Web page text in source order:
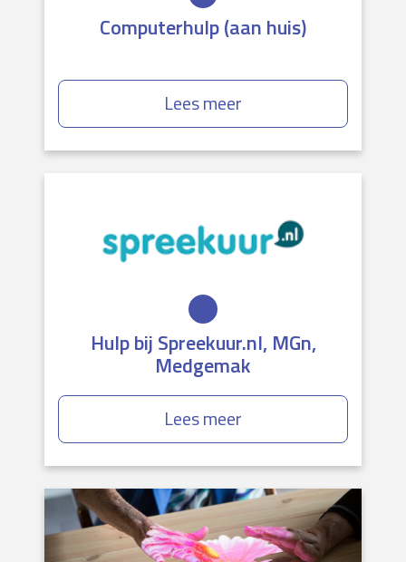
Computerhulp (aan huis)
Lees meer
Hulp bij Spreekuur.nl, MGn,
Medgemak
Lees meer